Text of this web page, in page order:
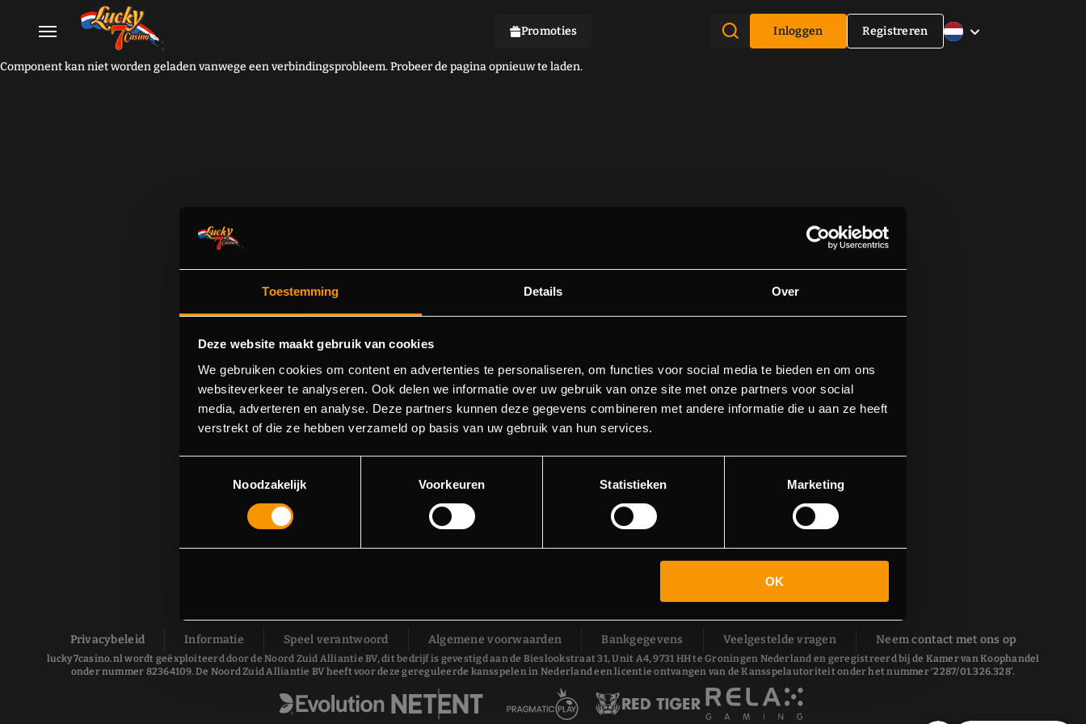
Toestemming Details Over
Deze website maakt gebruik van cookies
We gebruiken cookies om content en advertenties te personaliseren, om functies voor social media te bieden en om ons
websiteverkeer te analyseren. Ook delen we informatie over uw gebruik van onze site met onze partners voor social
media, adverteren en analyse. Deze partners kunnen deze gegevens combineren met andere informatie die u aan ze heeft
verstrekt of die ze hebben verzameld op basis van uw gebruik van hun services.
Noodzakelijk
Voorkeuren Statistieken Marketing
OK
Promoties Inloggen Registreren
Component kan niet worden geladen vanwege een verbindingsprobleem. Probeer de pagina opnieuw te laden.
Privacybeleid Informatie Speel verantwoord Algemene voorwaarden Bankgegevens Veelgestelde vragen Neem contact met ons op
lucky7casino.nl wordt geëxploiteerd door de Noord Zuid Alliantie BV, dit bedrijf is gevestigd aan de Bieslookstraat 31, Unit A4, 9731 HH te Groningen Nederland en geregistreerd bij de Kamer van Koophandel
onder nummer 82364109. De Noord Zuid Alliantie BV heeft voor deze gereguleerde kansspelen in Nederland een licentie ontvangen van de Kansspelautoriteit onder het nummer ‘2287/01.326.328’.